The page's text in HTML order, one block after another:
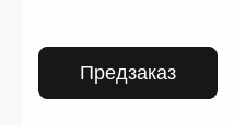
Предзаказ